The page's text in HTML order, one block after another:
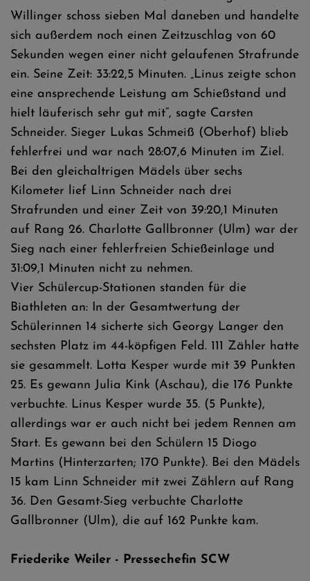
Willinger schoss sieben Mal daneben und handelte
sich außerdem noch einen Zeitzuschlag von 60
Sekunden wegen einer nicht gelaufenen Strafrunde
ein. Seine Zeit: 33:22,5 Minuten. „Linus zeigte schon
eine ansprechende Leistung am Schießstand und
hielt läuferisch sehr gut mit“, sagte Carsten
Schneider. Sieger Lukas Schmeiß (Oberhof) blieb
fehlerfrei und war nach 28:07,6 Minuten im Ziel.
Bei den gleichaltrigen Mädels über sechs
Kilometer lief Linn Schneider nach drei
Strafrunden und einer Zeit von 39:20,1 Minuten
auf Rang 26. Charlotte Gallbronner (Ulm) war der
Sieg nach einer fehlerfreien Schießeinlage und
31:09,1 Minuten nicht zu nehmen.
Vier Schülercup-Stationen standen für die
Biathleten an: In der Gesamtwertung der
Schülerinnen 14 sicherte sich Georgy Langer den
sechsten Platz im 44-köpfigen Feld. 111 Zähler hatte
sie gesammelt. Lotta Kesper wurde mit 39 Punkten
25. Es gewann Julia Kink (Aschau), die 176 Punkte
verbuchte. Linus Kesper wurde 35. (5 Punkte),
allerdings war er auch nicht bei jedem Rennen am
Start. Es gewann bei den Schülern 15 Diogo
Martins (Hinterzarten; 170 Punkte). Bei den Mädels
15 kam Linn Schneider mit zwei Zählern auf Rang
36. Den Gesamt-Sieg verbuchte Charlotte
Gallbronner (Ulm), die auf 162 Punkte kam.
Friederike Weiler - Pressechefin SCW